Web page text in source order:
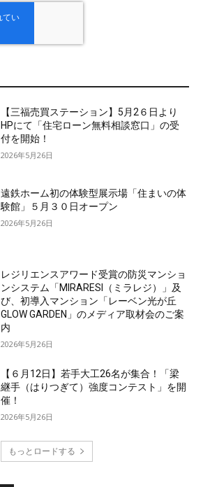
【三福売買ステーション】5月2６日より
HPにて「住宅ローン無料相談窓口」の受
付を開始！
2026年5月26日
遠鉄ホーム初の体験型展示場「住まいの体
験館」５月３０日オープン
2026年5月26日
レジリエンスアワード受賞の防災マンショ
ンシステム「MIRARESI（ミラレジ）」及
び、初導入マンション「レーベン光が丘
GLOW GARDEN」のメディア取材会のご案
内
2026年5月26日
【６月12日】若手大工26名が集合！「梁
継手（はりつぎて）強度コンテスト」を開
催！
2026年5月26日
もっとロードする